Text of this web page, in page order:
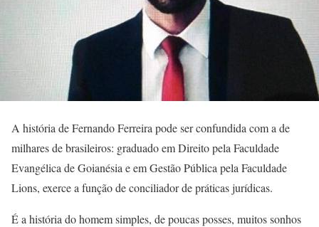
A história de Fernando Ferreira pode ser confundida com a de
milhares de brasileiros: graduado em Direito pela Faculdade
Evangélica de Goianésia e em Gestão Pública pela Faculdade
Lions, exerce a função de conciliador de práticas jurídicas.
É a história do homem simples, de poucas posses, muitos sonhos